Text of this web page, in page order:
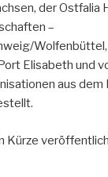
der Ostfalia
–
Elisabeth und
aus dem
Kürze